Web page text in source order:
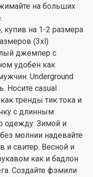
на больших
купив на 1-2 размера
(3xl)
джемпер с
удобен как
Underground
Носите casual
тренды тик тока и
с длинным
одежду. Зимой и
молнии надевайте
и свитер. Весной и
как и бадлон
Создайте фэмили